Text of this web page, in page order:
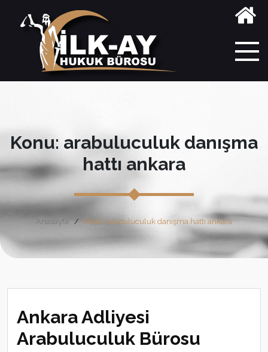
Konu: arabuluculuk danışma
hattı ankara
Anasayfa Etiket: arabuluculuk danışma hattı ankara
Ankara Adliyesi
Arabuluculuk Bürosu